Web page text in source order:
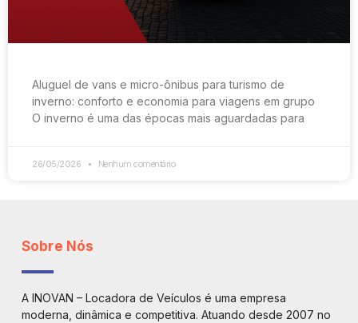
Aluguel de vans e micro-ônibus para turismo de
inverno: conforto e economia para viagens em grupo
O inverno é uma das épocas mais aguardadas para
26/05/2026 Nenhum comentário
Sobre Nós
A INOVAN – Locadora de Veículos é uma empresa
moderna, dinâmica e competitiva. Atuando desde 2007 no